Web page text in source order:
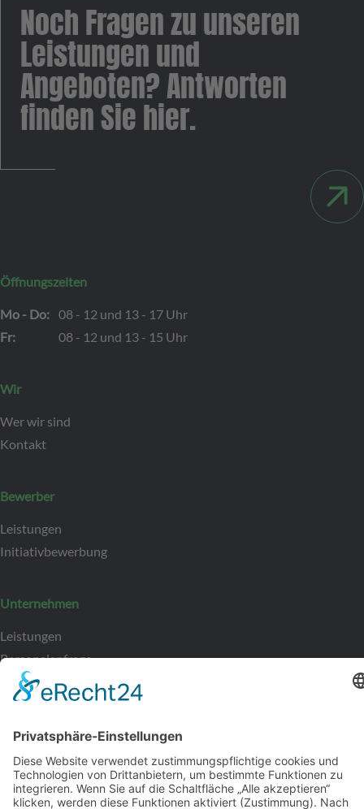
Noch Fragen zu unseren
Leistungen und
Angeboten? Antworten
finden Sie hier.
Öffnungszeiten
Mo - Do: 08 - 12 und 13 - 17 Uhr
Fr:
08 - 12 und 13 - 15 Uhr
Wir
Wer wir sind
Kontakt
Bewerber
Leistungen
Initiativbewerbung
Unternehmen
Leistungen
Personalanfrage
Jobs
ImpressumDatenschutzAGBCookiesHinweisgeber
Gender-Hinweis